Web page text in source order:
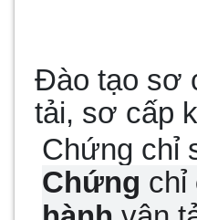
Đào tạo sơ
tải, sơ cấp
Chứng chỉ
Chứng chỉ